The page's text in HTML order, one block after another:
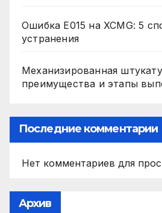
Ошибка E015 на XCMG: 5
устранения
Механизированная
преимущества и этапы
Последние комментарии
Нет комментариев для
Архив